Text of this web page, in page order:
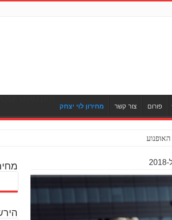
פורום צור קשר מחירון לוי יצחק